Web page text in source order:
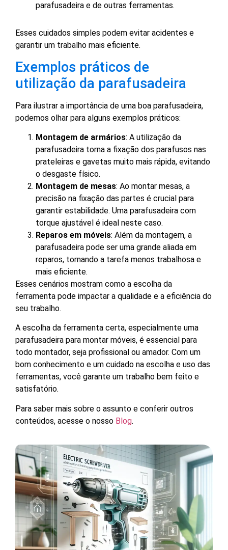
parafusadeira e de outras ferramentas.
Esses cuidados simples podem evitar acidentes e
garantir um trabalho mais eficiente.
Exemplos práticos de
utilização da parafusadeira
Para ilustrar a importância de uma boa parafusadeira,
podemos olhar para alguns exemplos práticos:
Montagem de armários: A utilização da
parafusadeira torna a fixação dos parafusos nas
prateleiras e gavetas muito mais rápida, evitando
o desgaste físico.
Montagem de mesas: Ao montar mesas, a
precisão na fixação das partes é crucial para
garantir estabilidade. Uma parafusadeira com
torque ajustável é ideal neste caso.
Reparos em móveis: Além da montagem, a
parafusadeira pode ser uma grande aliada em
reparos, tornando a tarefa menos trabalhosa e
mais eficiente.
Esses cenários mostram como a escolha da
ferramenta pode impactar a qualidade e a eficiência do
seu trabalho.
A escolha da ferramenta certa, especialmente uma
parafusadeira para montar móveis, é essencial para
todo montador, seja profissional ou amador. Com um
bom conhecimento e um cuidado na escolha e uso das
ferramentas, você garante um trabalho bem feito e
satisfatório.
Para saber mais sobre o assunto e conferir outros
conteúdos, acesse o nosso Blog.